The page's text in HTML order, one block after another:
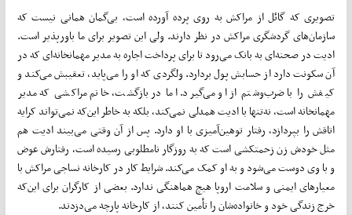
تصویری که گائل از مراکش به روی پرده آورده است، بی‌گمان همانی نیست که
سازمان‌های گردشگری مراکش در نظر دارند. ولی این تصویر برای ما باورپذیر است.
ادیت در صحنه‌ای به بانک‌ می‌رود تا برای پرداخت اجاره به مدیر مهمانخانه‌ای که در
آن سکونت دارد از حسابش پول بردارد. ولگردی که او را‌ می‌پاید، تعقیبش می‌کند و
کیفش را با ضرب‌وشتم از او‌ می‌گیرد. اما در بازگشت، خانم مراکشی که مدیر
مهمانخانه است، نه‌تنها با ادیت همدلی نمی‌کند، بلکه به خاطر این‌که نمی‌تواند کرایه
اتاقش را بپردازد، رفتار توهین‌آمیزی با او دارد. پس از آن وقتی‌ می‌بیند ادیت هم
مثل خودش زن زحمتکشی است که به روزگار نامطلوبی رسیده است، رفتارش عوض
و با وی دوست می‌شود و به او کمک‌ می‌کند. شرایط کار در کارخانه نساجی مراکش با
معیارهای ایمنی و سلامت اروپا هیچ هماهنگی ندارد. بعضی از کارگران برای این‌که
خرج زندگی خود و خانواده‌شان را تأمین کنند، از کارخانه پارچه‌ می‌دزدند.